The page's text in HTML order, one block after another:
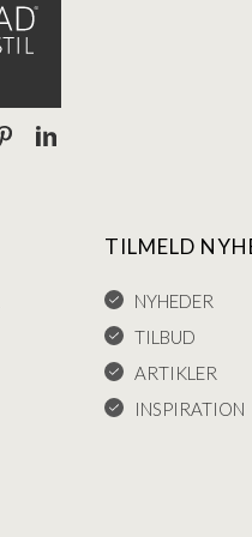
TILMELD
NYHEDER
TILBUD
ARTIKLER
INSPIRATION